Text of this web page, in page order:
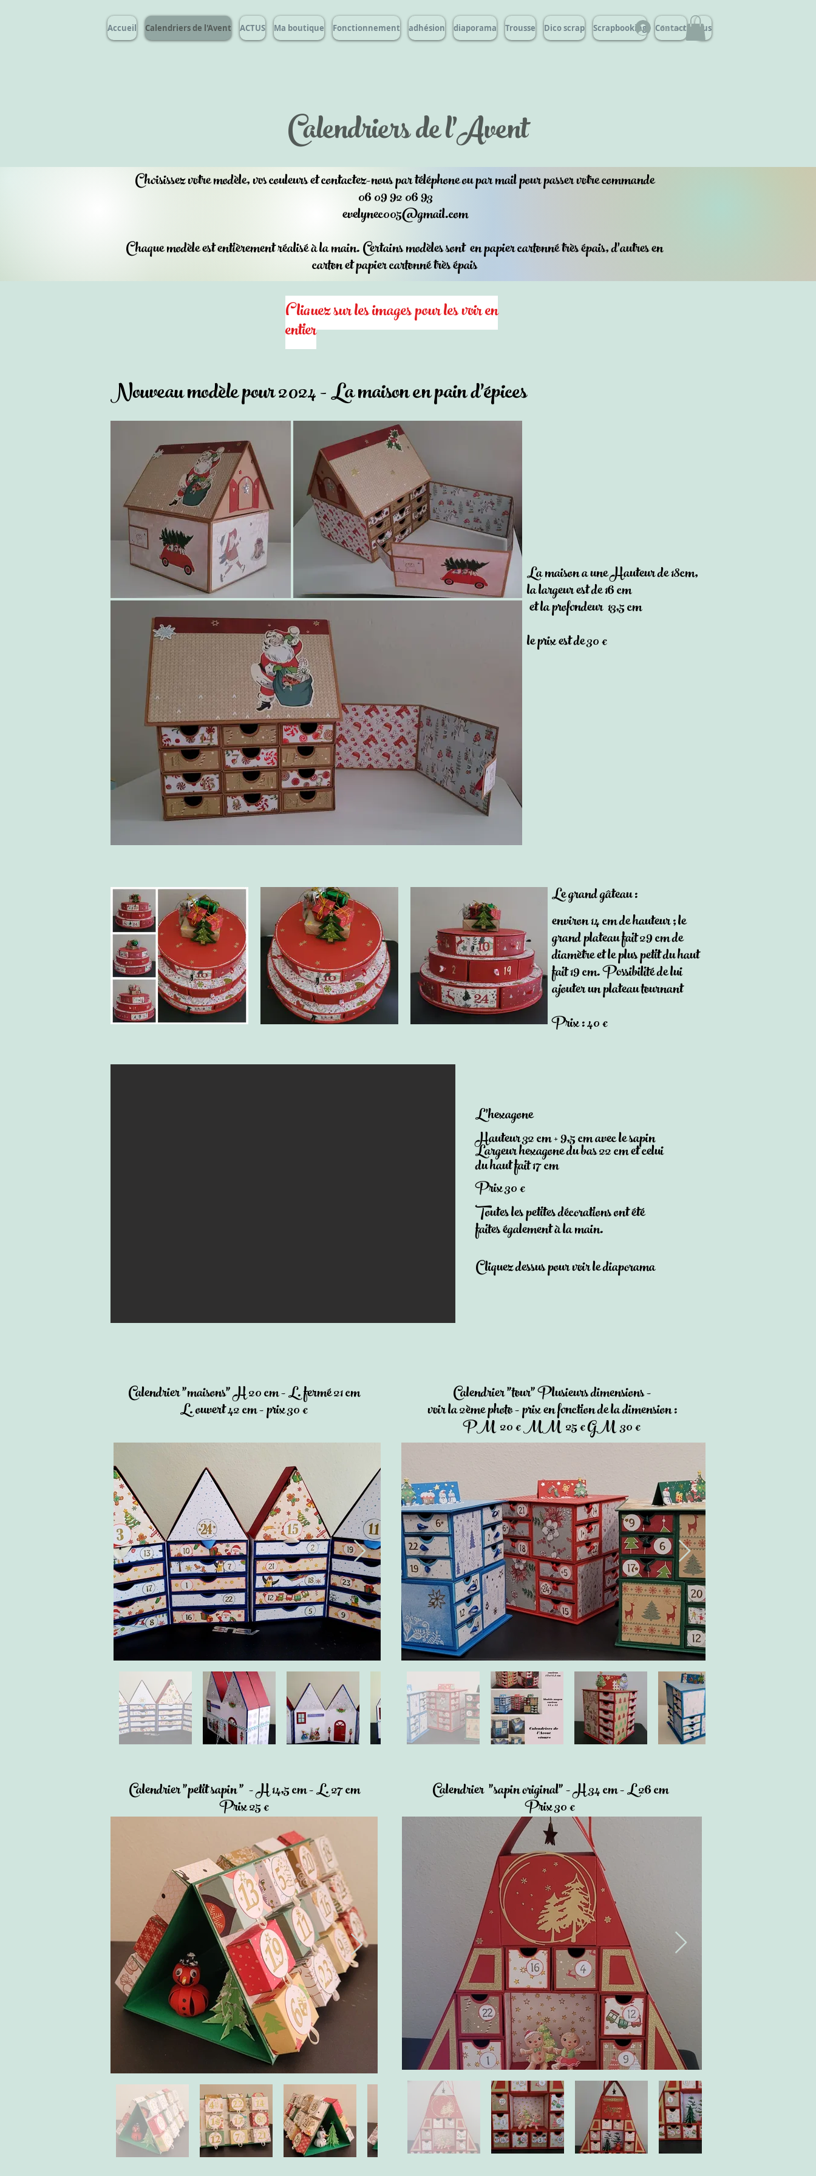
Accueil Calendriers de l'Avent ACTUS Ma boutique Fonctionnement adhésion diaporama Trousse Dico scrap Scrapbooking Contact Plus
Se connecter
Calendriers de l'Avent
Choisissez votre modèle, vos couleurs et contactez-nous par téléphone ou par mail pour passer votre commande
06 09 92 06 93
evelynec005@gmail.com
Chaque modèle est entièrement réalisé à la main. Certains modèles sont en papier cartonné très épais, d'autres en
carton et papier cartonné très épais
Cliquez sur les images pour les voir en
entier
Nouveau modèle pour 2024 - La maison en pain d'épices
La maison a une Hauteur de 18cm,
la largeur est de 16 cm
et la profondeur 13,5 cm
le prix est de 30 €
Le grand gâteau :
environ 14 cm de hauteur ; le
grand plateau fait 29 cm de
diamètre et le plus petit du haut
fait 19 cm. Possibilité de lui
ajouter un plateau tournant
Prix : 40 €
L'hexagone
Hauteur 32 cm + 9,5 cm avec le sapin
Largeur hexagone du bas 22 cm et celui
du haut fait 17 cm
Prix 30 €
Toutes les petites décorations ont été
faites également à la main.
Cliquez dessus pour voir le diaporama
Calendrier "maisons" H 20 cm - L. fermé 21 cm
L. ouvert 42 cm - prix 30 €
Calendrier "tour" Plusieurs dimensions -
voir la 2ème photo - prix en fonction de la dimension :
PM 20 € MM 25 € GM 30 €
Calendrier "petit sapin " - H 14,5 cm - L. 27 cm
Prix 25 €
Calendrier "sapin original" - H 34 cm - L 26 cm
Prix 30 €